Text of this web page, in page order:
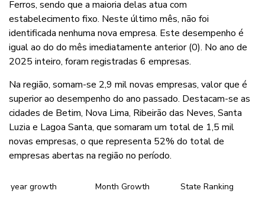
Ferros, sendo que a maioria delas atua com
estabelecimento fixo. Neste último mês, não foi
identificada nenhuma nova empresa. Este desempenho é
igual ao do do mês imediatamente anterior (0). No ano de
2025 inteiro, foram registradas 6 empresas.
Na região, somam-se 2,9 mil novas empresas, valor que é
superior ao desempenho do ano passado. Destacam-se as
cidades de Betim, Nova Lima, Ribeirão das Neves, Santa
Luzia e Lagoa Santa, que somaram um total de 1,5 mil
novas empresas, o que representa 52% do total de
empresas abertas na região no período.
year growth Month Growth State Ranking